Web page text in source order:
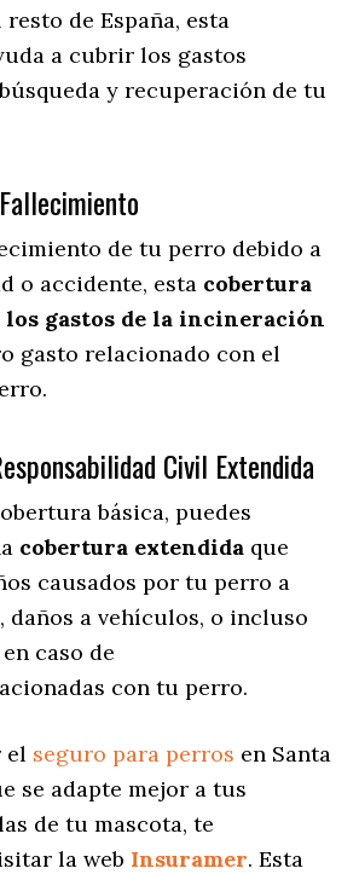
de España, esta
a cubrir los gastos
y recuperación de tu
de tu perro debido a
o accidente, esta cobertura
los gastos de la incineración
gasto relacionado con el
Civil Extendida
básica, puedes
cobertura extendida que
causados por tu perro a
daños a vehículos, o incluso
en caso de
con tu perro.
el seguro para perros en Santa
se adapte mejor a tus
de tu mascota, te
la web Insuramer. Esta